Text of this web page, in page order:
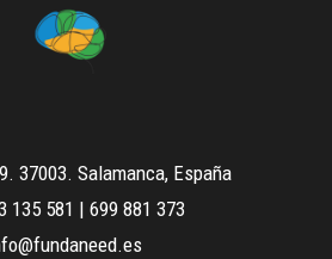
37003. Salamanca, España
135 581 | 699 881 373